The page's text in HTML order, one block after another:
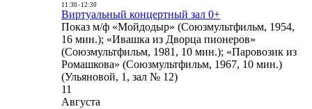
11:30- 12:30
Виртуальный концертный зал 0+
Показ м/ф «Мойдодыр» (Союзмультфильм, 1954,
16 мин.); «Ивашка из Дворца пионеров»
(Союзмультфильм, 1981, 10 мин.); «Паровозик из
Ромашкова» (Союзмультфильм, 1967, 10 мин.)
(Ульяновой, 1, зал № 12)
11
Августа